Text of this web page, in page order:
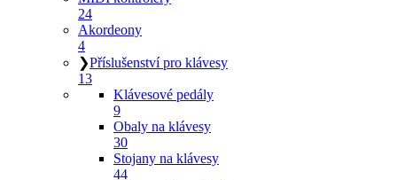
24
Akordeony
4
❯Příslušenství pro klávesy
13
Klávesové pedály
9
Obaly na klávesy
30
Stojany na klávesy
44